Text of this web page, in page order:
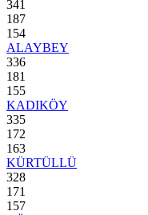
341
187
154
ALAYBEY
336
181
155
KADIKÖY
335
172
163
KÜRTÜLLÜ
328
171
157